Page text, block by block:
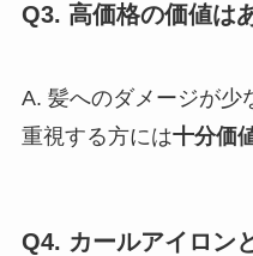
Q3. 高価格の価値は
A. 髪へのダメージが少
重視する方には十分価
Q4. カールアイロン